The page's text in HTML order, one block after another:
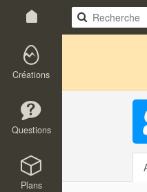
Créations
Questions
Plans